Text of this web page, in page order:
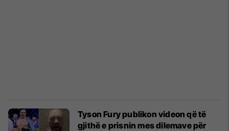
Tyson Fury publikon videon që të
gjithë e prisnin mes dilemave për